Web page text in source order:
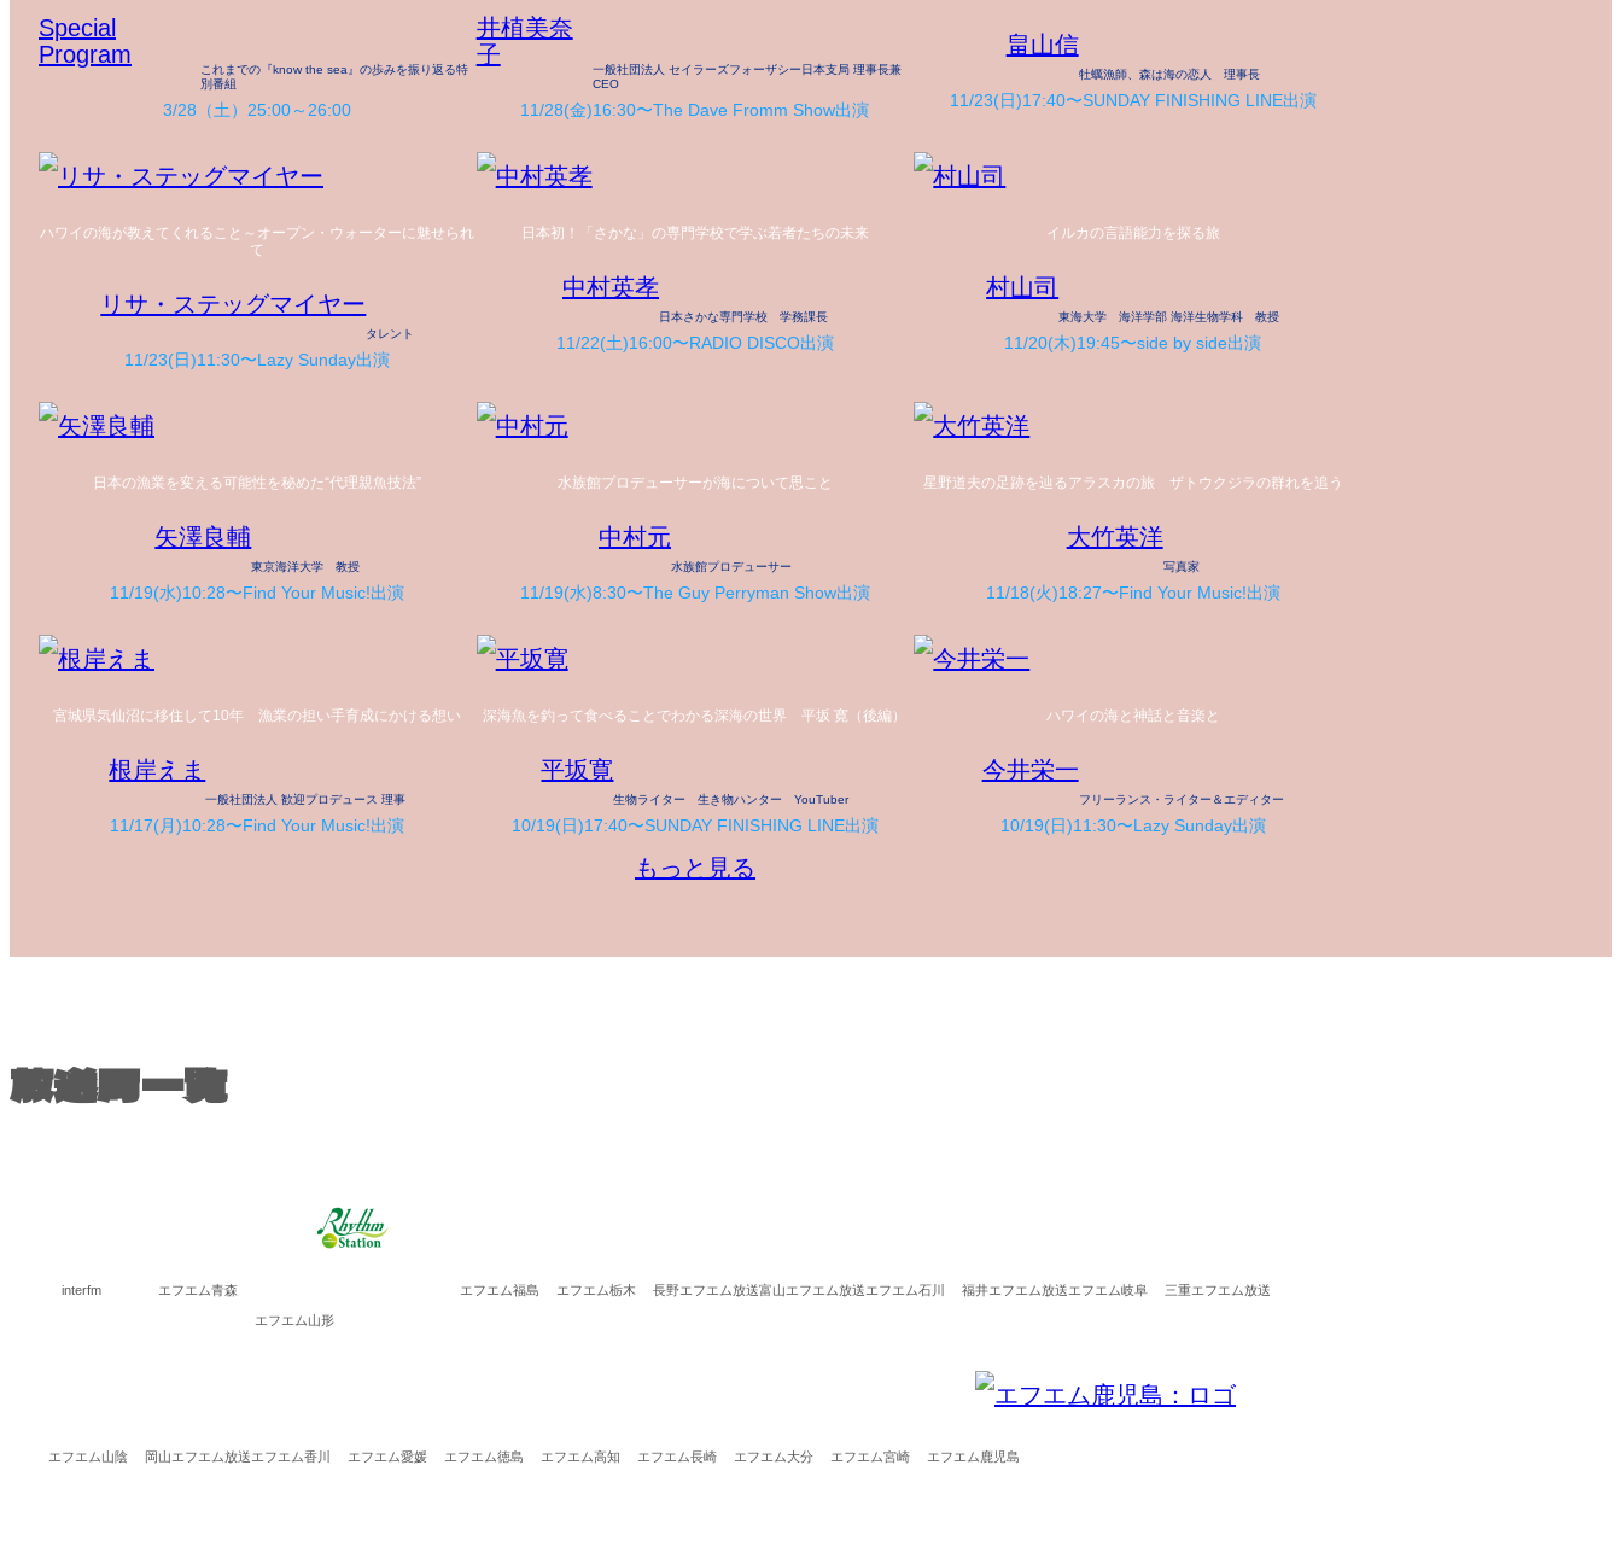
Special
Program
これまでの『know the sea』の歩みを振り返る特
別番組
3/28（土）25:00～26:00
井植美奈
子
一般社団法人 セイラーズフォーザシー日本支局 理事長兼
CEO
11/28(金)16:30〜The Dave Fromm Show出演
畠山信
牡蠣漁師、森は海の恋人 理事長
11/23(日)17:40〜SUNDAY FINISHING LINE出演
ハワイの海が教えてくれること～オープン・ウォーターに魅せられ
て
リサ・ステッグマイヤー
タレント
11/23(日)11:30〜Lazy Sunday出演
日本初！「さかな」の専門学校で学ぶ若者たちの未来
中村英孝
日本さかな専門学校 学務課長
11/22(土)16:00〜RADIO DISCO出演
イルカの言語能力を探る旅
村山司
東海大学 海洋学部 海洋生物学科 教授
11/20(木)19:45〜side by side出演
日本の漁業を変える可能性を秘めた“代理親魚技法”
矢澤良輔
東京海洋大学 教授
11/19(水)10:28〜Find Your Music!出演
水族館プロデューサーが海について思こと
中村元
水族館プロデューサー
11/19(水)8:30〜The Guy Perryman Show出演
星野道夫の足跡を辿るアラスカの旅 ザトウクジラの群れを追う
大竹英洋
写真家
11/18(火)18:27〜Find Your Music!出演
宮城県気仙沼に移住して10年 漁業の担い手育成にかける想い
根岸えま
一般社団法人 歓迎プロデュース 理事
11/17(月)10:28〜Find Your Music!出演
深海魚を釣って食べることでわかる深海の世界 平坂 寛（後編）
平坂寛
生物ライター 生き物ハンター YouTuber
10/19(日)17:40〜SUNDAY FINISHING LINE出演
ハワイの海と神話と音楽と
今井栄一
フリーランス・ライター＆エディター
10/19(日)11:30〜Lazy Sunday出演
もっと見る
放送局一覧
interfm エフエム青森
エフエム山形
エフエム福島 エフエム栃木 長野エフエム放送富山エフエム放送 エフエム石川 福井エフエム放送 エフエム岐阜 三重エフエム放送
エフエム山陰 岡山エフエム放送 エフエム香川 エフエム愛媛 エフエム徳島 エフエム高知 エフエム長崎 エフエム大分 エフエム宮崎 エフエム鹿児島